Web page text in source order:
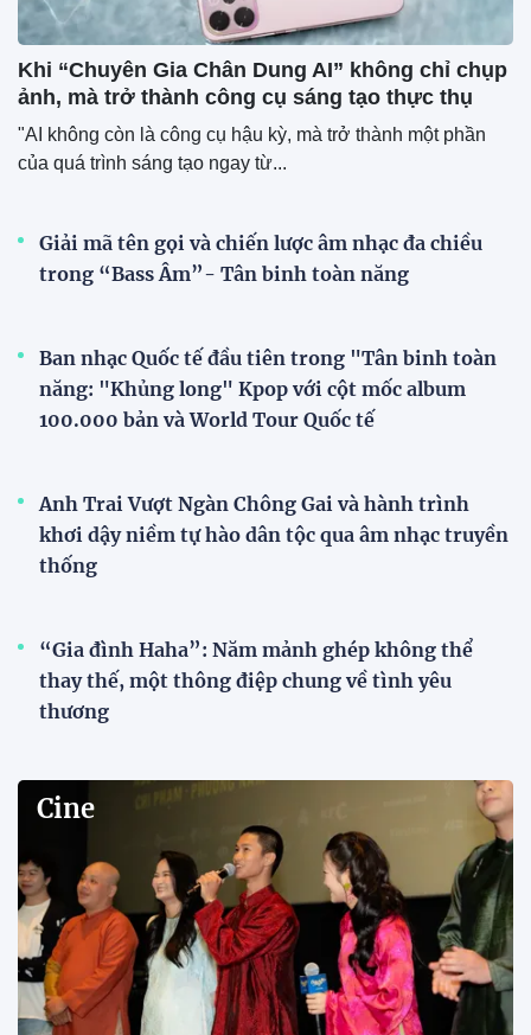
Khi “Chuyên Gia Chân Dung AI” không chỉ chụp
ảnh, mà trở thành công cụ sáng tạo thực thụ
"AI không còn là công cụ hậu kỳ, mà trở thành một phần
của quá trình sáng tạo ngay từ...
Giải mã tên gọi và chiến lược âm nhạc đa chiều
trong “Bass Âm”- Tân binh toàn năng
Ban nhạc Quốc tế đầu tiên trong "Tân binh toàn
năng: "Khủng long" Kpop với cột mốc album
100.000 bản và World Tour Quốc tế
Anh Trai Vượt Ngàn Chông Gai và hành trình
khơi dậy niềm tự hào dân tộc qua âm nhạc truyền
thống
“Gia đình Haha”: Năm mảnh ghép không thể
thay thế, một thông điệp chung về tình yêu
thương
Cine